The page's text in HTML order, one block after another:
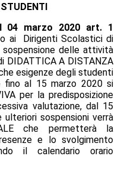
04 marzo 2020 art. 1
ai Dirigenti Scolastici di
delle attività
DIDATTICA A DISTANZA
esigenze degli studenti
fino al 15 marzo 2020 si
per la predisposizione
valutazione, dal 15
sospensioni verrà
che permetterà la
e lo svolgimento
il calendario orario